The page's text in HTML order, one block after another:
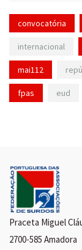
convocatória
internacional
mai112
fpas eud
Praceta Miguel
2700-585 Amadora